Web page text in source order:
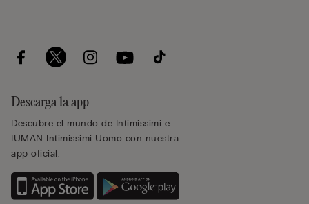
Descarga la app
Descubre el mundo de Intimissimi e
IUMAN Intimissimi Uomo con nuestra
app oficial.